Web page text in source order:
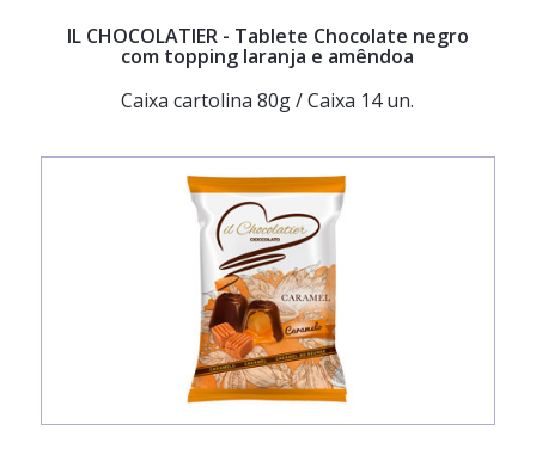
IL CHOCOLATIER- Tablete Chocolate negro
com topping laranja e amêndoa
Caixa cartolina 80g / Caixa 14 un.